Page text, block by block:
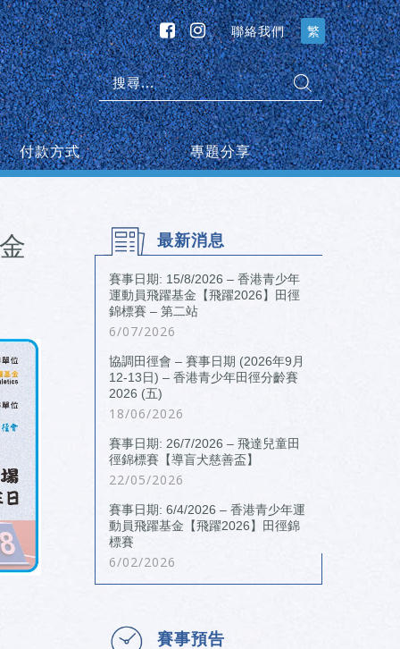
聯絡我們 繁
搜
尋:
付款方式 專題分享
最新消息
賽事日期: 15/8/2026 – 香港青少年
運動員飛躍基金【飛躍2026】田徑
錦標賽 – 第二站
6/07/2026
協調田徑會 – 賽事日期 (2026年9月
12-13日) – 香港青少年田徑分齡賽
2026 (五)
18/06/2026
賽事日期: 26/7/2026 – 飛達兒童田
徑錦標賽【導盲犬慈善盃】
22/05/2026
賽事日期: 6/4/2026 – 香港青少年運
動員飛躍基金【飛躍2026】田徑錦
標賽
6/02/2026
賽事預告